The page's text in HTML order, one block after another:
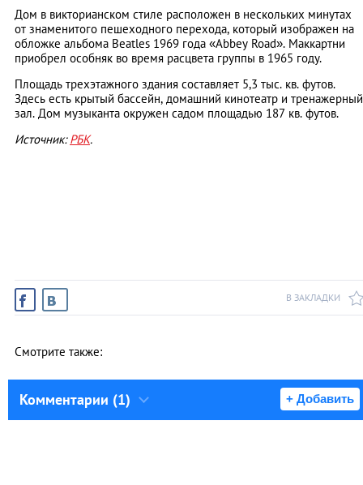
Дом в викторианском стиле расположен в нескольких минутах
от знаменитого пешеходного перехода, который изображен на
обложке альбома Beatles 1969 года «Abbey Road». Маккартни
приобрел особняк во время расцвета группы в 1965 году.
Площадь трехэтажного здания составляет 5,3 тыс. кв. футов.
Здесь есть крытый бассейн, домашний кинотеатр и тренажерный
зал. Дом музыканта окружен садом площадью 187 кв. футов.
Источник:РБК.
В ЗАКЛАДКИ
Смотрите также:
Комментарии (1) + Добавить